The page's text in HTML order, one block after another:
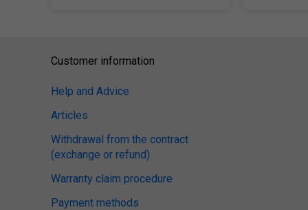
Customer information
Help and Advice
Articles
Withdrawal from the contract
(exchange or refund)
Warranty claim procedure
Payment methods